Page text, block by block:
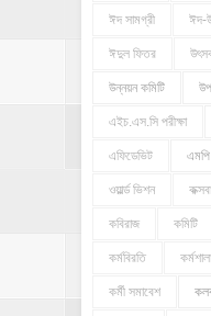
ঈদ সামগ্রী ঈদ-
ঈদুল ফিতর
উন্নয়ন কমিটি
এইচ.এস.সি পরীক্ষা
এফিডেভিট এমপি
ওয়ার্ল্ড ভিশন
কবিরাজ কমিটি
কর্মবিরতি কর্মশালা
কর্মী সমাবেশ